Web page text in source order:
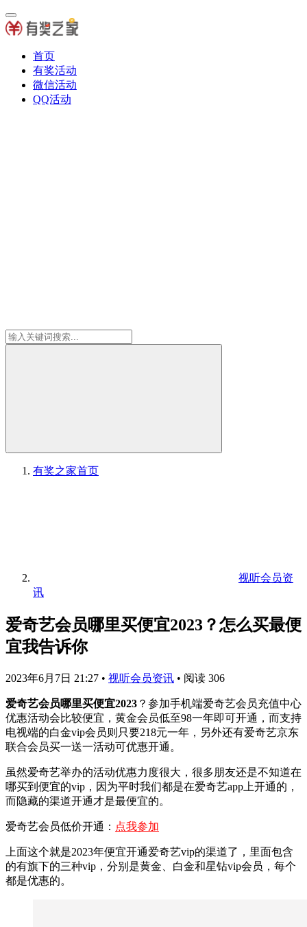
首页
有奖活动
微信活动
QQ活动
有奖之家首页
视听会员资
讯
爱奇艺会员哪里买便宜2023？怎么买最便
宜我告诉你
2023年6月7日 21:27 • 视听会员资讯 • 阅读 306
爱奇艺会员哪里买便宜2023 ？参加手机端爱奇艺会员充值中心
优惠活动会比较便宜，黄金会员低至98一年即可开通，而支持
电视端的白金vip会员则只要218元一年，另外还有爱奇艺京东
联合会员买一送一活动可优惠开通。
虽然爱奇艺举办的活动优惠力度很大，很多朋友还是不知道在
哪买到便宜的vip，因为平时我们都是在爱奇艺app上开通的，
而隐藏的渠道开通才是最便宜的。
爱奇艺会员低价开通： 点我参加
上面这个就是2023年便宜开通爱奇艺vip的渠道了，里面包含
的有旗下的三种vip，分别是黄金、白金和星钻vip会员，每个
都是优惠的。